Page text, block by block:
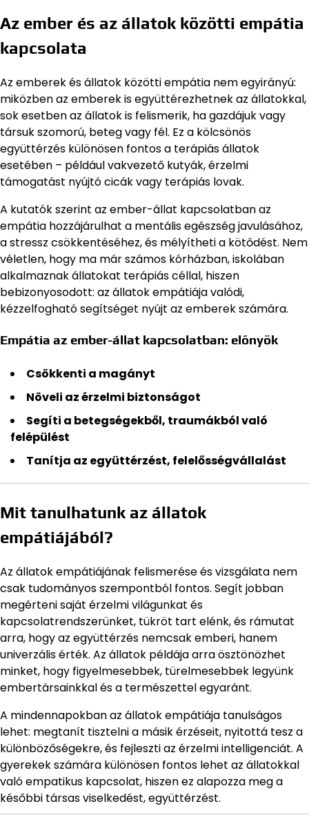
Az ember és az állatok közötti empátia
kapcsolata
Az emberek és állatok közötti empátia nem egyirányú:
miközben az emberek is együttérezhetnek az állatokkal,
sok esetben az állatok is felismerik, ha gazdájuk vagy
társuk szomorú, beteg vagy fél. Ez a kölcsönös
együttérzés különösen fontos a terápiás állatok
esetében – például vakvezető kutyák, érzelmi
támogatást nyújtó cicák vagy terápiás lovak.
A kutatók szerint az ember-állat kapcsolatban az
empátia hozzájárulhat a mentális egészség javulásához,
a stressz csökkentéséhez, és mélyítheti a kötődést. Nem
véletlen, hogy ma már számos kórházban, iskolában
alkalmaznak állatokat terápiás céllal, hiszen
bebizonyosodott: az állatok empátiája valódi,
kézzelfogható segítséget nyújt az emberek számára.
Empátia az ember-állat kapcsolatban: előnyök
Csökkenti a magányt
Növeli az érzelmi biztonságot
Segíti a betegségekből, traumákból való
felépülést
Tanítja az együttérzést, felelősségvállalást
Mit tanulhatunk az állatok
empátiájából?
Az állatok empátiájának felismerése és vizsgálata nem
csak tudományos szempontból fontos. Segít jobban
megérteni saját érzelmi világunkat és
kapcsolatrendszerünket, tükröt tart elénk, és rámutat
arra, hogy az együttérzés nemcsak emberi, hanem
univerzális érték. Az állatok példája arra ösztönözhet
minket, hogy figyelmesebbek, türelmesebbek legyünk
embertársainkkal és a természettel egyaránt.
A mindennapokban az állatok empátiája tanulságos
lehet: megtanít tisztelni a másik érzéseit, nyitottá tesz a
különbözőségekre, és fejleszti az érzelmi intelligenciát. A
gyerekek számára különösen fontos lehet az állatokkal
való empatikus kapcsolat, hiszen ez alapozza meg a
későbbi társas viselkedést, együttérzést.